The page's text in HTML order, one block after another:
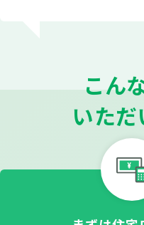
こん
いた